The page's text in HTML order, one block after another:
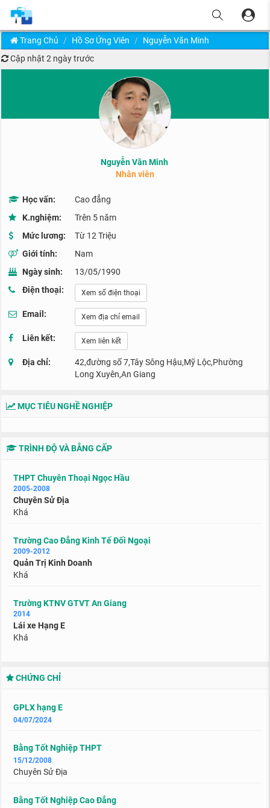
Trang Chủ Hồ Sơ Ứng Viên
Nguyễn Văn Minh
Cập nhật 2 ngày trước
Nguyễn Văn Minh
Nhân viên
Học vấn:
Cao đẳng
K.nghiệm:
Trên 5 năm
Mức lương:
Từ 12 Triệu
Giới tính:
Nam
Ngày sinh:
13/05/1990
Điện thoại:
Xem số điện thoại
Email: Xem địa chỉ email
Liên kết: Xem liên kết
Địa chỉ:
42,đường số 7,Tây Sông Hậu,Mỹ Lộc,Phường
Long Xuyên,An Giang
MỤC TIÊU NGHỀ NGHIỆP
TRÌNH ĐỘ VÀ BẰNG CẤP
THPT Chuyên Thoại Ngọc Hầu
2005-2008
Chuyên Sử Địa
Khá
Trường Cao Đẳng Kinh Tế Đối Ngoại
2009-2012
Quản Trị Kinh Doanh
Khá
Trường KTNV GTVT An Giang
2014
Lái xe Hạng E
Khá
CHỨNG CHỈ
GPLX hạng E
04/07/2024
Bằng Tốt Nghiệp THPT
15/12/2008
Chuyên Sử Địa
Bằng Tốt Nghiệp Cao Đẳng